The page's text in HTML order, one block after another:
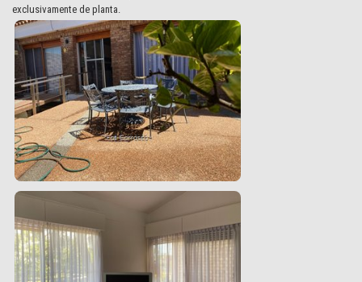
exclusivamente de planta.